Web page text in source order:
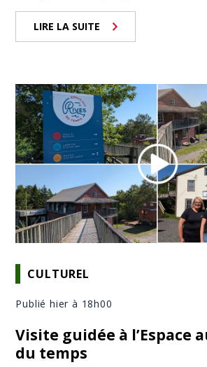
LIRE LA SUITE
CULTUREL
Publié hier à 18h00
Visite guidée à l’Espace
du temps